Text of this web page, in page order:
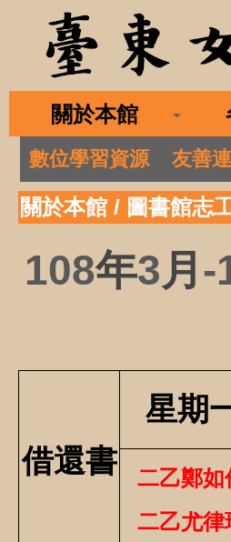
關於本館
數位學習資源 友善
關於本館 / 圖書館志
108年3月 -
借還書
星期
二乙鄭如
二乙尤律